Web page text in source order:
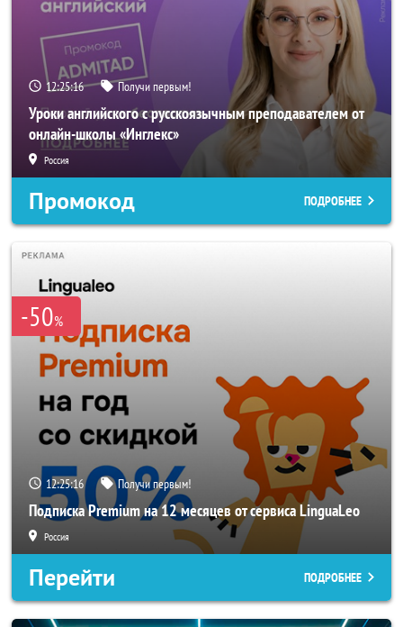
12:25:15 Получи первым!
Уроки английского с русскоязычным преподавателем от
онлайн-школы «Инглекс»
Россия
Промокод ПОДРОБНЕЕ
-50%
12:25:15 Получи первым!
Подписка Premium на 12 месяцев от сервиса LinguaLeo
Россия
Перейти ПОДРОБНЕЕ